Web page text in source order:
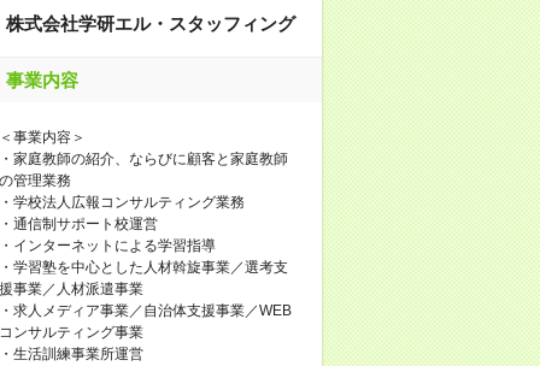
株式会社学研エル・スタッフィング
事業内容
事業内容＞
家庭教師の紹介、ならびに顧客と家庭教師
管理業務
学校法人広報コンサルティング業務
通信制サポート校運営
インターネットによる学習指導
学習塾を中心とした人材斡旋事業／選考支
事業／人材派遣事業
求人メディア事業／自治体支援事業／WEB
ンサルティング事業
生活訓練事業所運営